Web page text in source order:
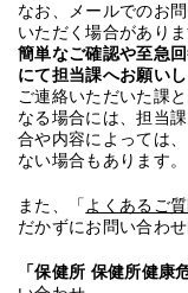
なお、メールでのお
いただく場合がありま
簡単なご確認や至急
にて担当課へお願いし
ご連絡いただいた課
なる場合には、担当
合や内容によっては
ない場合もあります。
また、「 よくあるご質
だかずにお問い合わ
「保健所 保健所健康